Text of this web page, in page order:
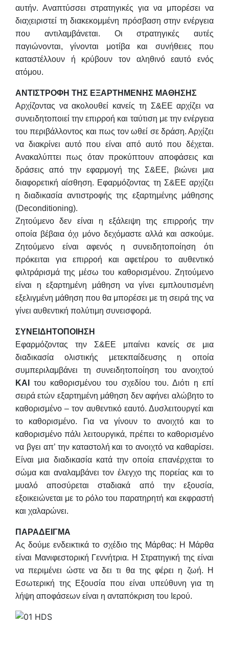
αυτήν. Αναπτύσσει στρατηγικές για να μπορέσει να
διαχειριστεί τη διακεκομμένη πρόσβαση στην ενέργεια
που αντιλαμβάνεται. Οι στρατηγικές αυτές
παγιώνονται, γίνονται μοτίβα και συνήθειες που
καταστέλλουν ή κρύβουν τον αληθινό εαυτό ενός
ατόμου.
ΑΝΤΙΣΤΡΟΦΗ ΤΗΣ ΕΞΑΡΤΗΜΕΝΗΣ ΜΑΘΗΣΗΣ
Αρχίζοντας να ακολουθεί κανείς τη Σ&ΕΕ αρχίζει να
συνειδητοποιεί την επιρροή και ταύτιση με την ενέργεια
του περιβάλλοντος και πως τον ωθεί σε δράση. Αρχίζει
να διακρίνει αυτό που είναι από αυτό που δέχεται.
Ανακαλύπτει πως όταν προκύπτουν αποφάσεις και
δράσεις από την εφαρμογή της Σ&ΕΕ, βιώνει μια
διαφορετική αίσθηση. Εφαρμόζοντας τη Σ&ΕΕ αρχίζει
η διαδικασία αντιστροφής της εξαρτημένης μάθησης
(Deconditioning).
Ζητούμενο δεν είναι η εξάλειψη της επιρροής την
οποία βέβαια όχι μόνο δεχόμαστε αλλά και ασκούμε.
Ζητούμενο είναι αφενός η συνειδητοποίηση ότι
πρόκειται για επιρροή και αφετέρου το αυθεντικό
φιλτράρισμά της μέσω του καθορισμένου. Ζητούμενο
είναι η εξαρτημένη μάθηση να γίνει εμπλουτισμένη
εξελιγμένη μάθηση που θα μπορέσει με τη σειρά της να
γίνει αυθεντική πολύτιμη συνεισφορά.
ΣΥΝΕΙΔΗΤΟΠΟΙΗΣΗ
Εφαρμόζοντας την Σ&ΕΕ μπαίνει κανείς σε μια
διαδικασία ολιστικής μετεκπαίδευσης η οποία
συμπεριλαμβάνει τη συνειδητοποίηση του ανοιχτού
ΚΑΙ
του καθορισμένου του σχεδίου του. Διότι η επί
σειρά ετών εξαρτημένη μάθηση δεν αφήνει αλώβητο το
καθορισμένο – τον αυθεντικό εαυτό. Δυσλειτουργεί και
το καθορισμένο. Για να γίνουν το ανοιχτό και το
καθορισμένο πάλι λειτουργικά, πρέπει το καθορισμένο
να βγει απ’ την καταστολή και το ανοιχτό να καθαρίσει.
Είναι μια διαδικασία κατά την οποία επανέρχεται το
σώμα και αναλαμβάνει τον έλεγχο της πορείας και το
μυαλό αποσύρεται σταδιακά από την εξουσία,
εξοικειώνεται με το ρόλο του παρατηρητή και εκφραστή
και χαλαρώνει.
ΠΑΡΑΔΕΙΓΜΑ
Ας δούμε ενδεικτικά το σχέδιο της Μάρθας: Η Μάρθα
είναι Μανιφεστορική Γεννήτρια. Η Στρατηγική της είναι
να περιμένει ώστε να δει τι θα της φέρει η ζωή. Η
Εσωτερική της Εξουσία που είναι υπεύθυνη για τη
λήψη αποφάσεων είναι η ανταπόκριση του Ιερού.